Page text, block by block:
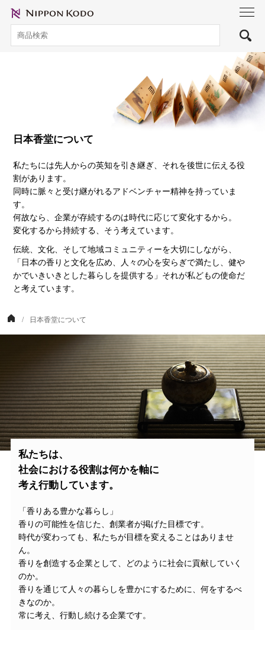
日本香堂について
私たちには先人からの英知を引き継ぎ、それを後世に伝える役
割があります。
同時に脈々と受け継がれるアドベンチャー精神を持っていま
す。
何故なら、企業が存続するのは時代に応じて変化するから。
変化するから持続する、そう考えています。
伝統、文化、そして地域コミュニティーを大切にしながら、
「日本の香りと文化を広め、人々の心を安らぎで満たし、健や
かでいきいきとした暮らしを提供する」それが私どもの使命だ
と考えています。
日本香堂について
私たちは、
社会における役割は何かを軸に
考え行動しています。
「香りある豊かな暮らし」
香りの可能性を信じた、創業者が掲げた目標です。
時代が変わっても、私たちが目標を変えることはありませ
ん。
香りを創造する企業として、どのように社会に貢献していく
のか。
香りを通じて人々の暮らしを豊かにするために、何をするべ
きなのか。
常に考え、行動し続ける企業です。